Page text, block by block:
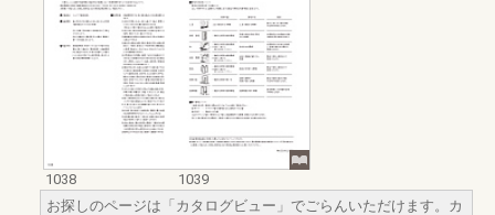
1038
1039
お探しのページは「カタログビュー」でごらんいただけます。カ